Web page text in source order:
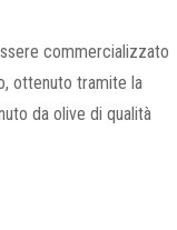
commercializzato
ottenuto tramite la
da olive di qualità